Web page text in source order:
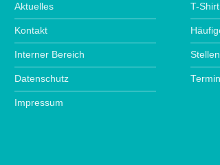
Aktuelles
Kontakt
Interner Bereich
Datenschutz
Impressum
T-